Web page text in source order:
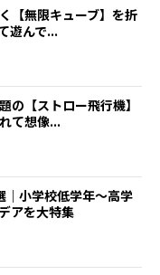
【無限キューブ】を折
遊んで...
の【ストロー飛行機】
て想像...
｜小学校低学年〜高学
アを大特集